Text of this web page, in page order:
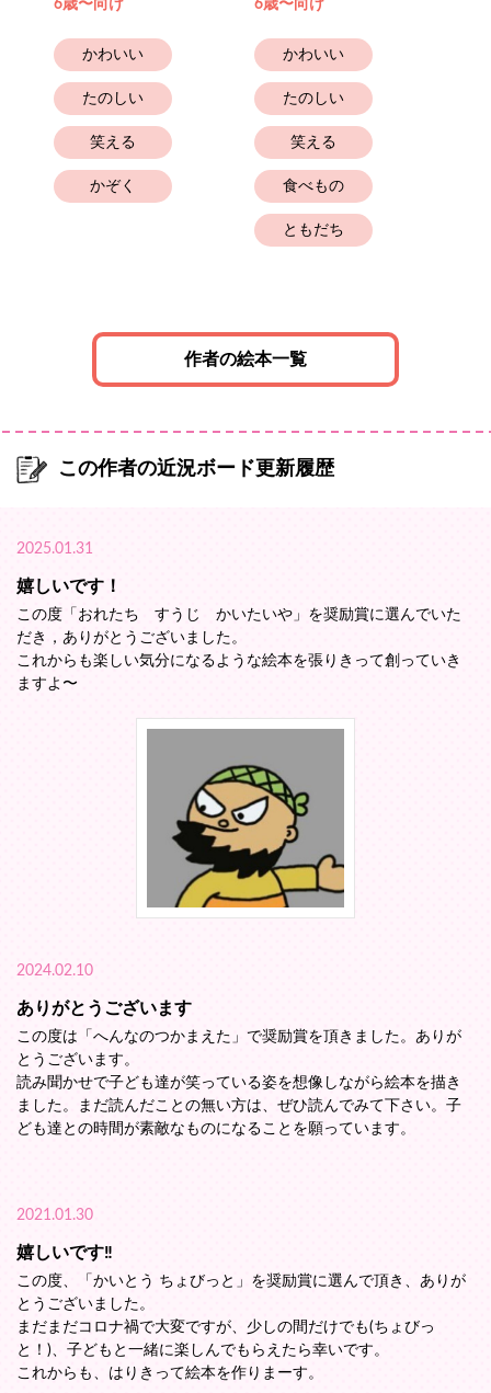
6歳〜向け
かわいい
たのしい
笑える
かぞく
6歳〜向け
かわいい
たのしい
笑える
食べもの
ともだち
作者の絵本一覧
この作者の近況ボード更新履歴
2025.01.31
嬉しいです！
この度「おれたち すうじ かいたいや」を奨励賞に選んでいた
だき，ありがとうございました。
これからも楽しい気分になるような絵本を張りきって創っていき
ますよ〜
2024.02.10
ありがとうございます
この度は「へんなのつかまえた」で奨励賞を頂きました。ありが
とうございます。
読み聞かせで子ども達が笑っている姿を想像しながら絵本を描き
ました。まだ読んだことの無い方は、ぜひ読んでみて下さい。子
ども達との時間が素敵なものになることを願っています。
2021.01.30
嬉しいです‼️
この度、「かいとう ちょびっと」を奨励賞に選んで頂き、ありが
とうございました。
まだまだコロナ禍で大変ですが、少しの間だけでも(ちょびっ
と！)、子どもと一緒に楽しんでもらえたら幸いです。
これからも、はりきって絵本を作りまーす。